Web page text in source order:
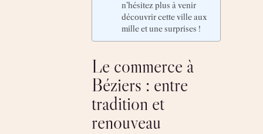
n’hésitez plus à venir
découvrir cette ville aux
mille et une surprises !
Le commerce à
Béziers : entre
tradition et
renouveau